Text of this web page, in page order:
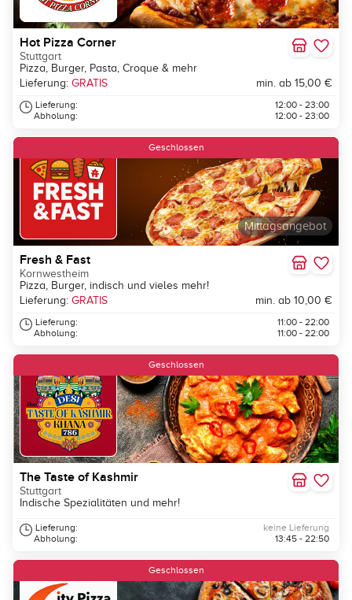
Hot Pizza Corner
Stuttgart
Pizza, Burger, Pasta, Croque & mehr
Lieferung: GRATIS min. ab 15,00 €
Lieferung:
Abholung:
12:00 - 23:00
12:00 - 23:00
Mittagsangebot
Geschlossen
Fresh & Fast
Kornwestheim
Pizza, Burger, indisch und vieles mehr!
Lieferung: GRATIS min. ab 10,00 €
Lieferung:
Abholung:
11:00 - 22:00
11:00 - 22:00
Geschlossen
The Taste of Kashmir
Stuttgart
Indische Spezialitäten und mehr!
Lieferung:
Abholung:
keine Lieferung
13:45 - 22:50
Geschlossen